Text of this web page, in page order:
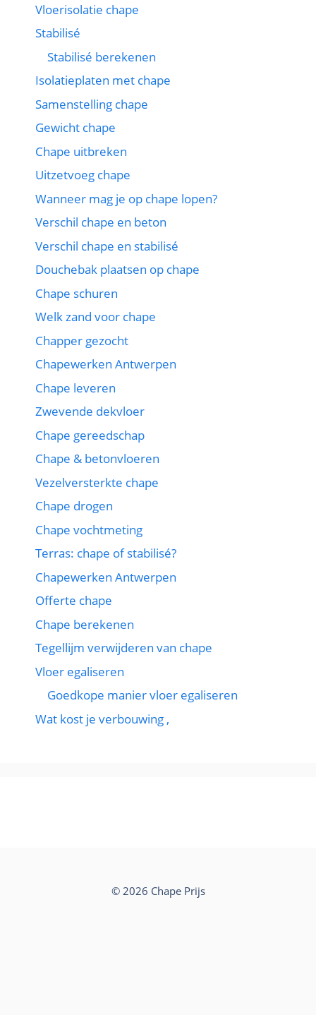
Vloerisolatie chape
Stabilisé
Stabilisé berekenen
Isolatieplaten met chape
Samenstelling chape
Gewicht chape
Chape uitbreken
Uitzetvoeg chape
Wanneer mag je op chape lopen?
Verschil chape en beton
Verschil chape en stabilisé
Douchebak plaatsen op chape
Chape schuren
Welk zand voor chape
Chapper gezocht
Chapewerken Antwerpen
Chape leveren
Zwevende dekvloer
Chape gereedschap
Chape & betonvloeren
Vezelversterkte chape
Chape drogen
Chape vochtmeting
Terras: chape of stabilisé?
Chapewerken Antwerpen
Offerte chape
Chape berekenen
Tegellijm verwijderen van chape
Vloer egaliseren
Goedkope manier vloer egaliseren
Wat kost je verbouwing ,
© 2026 Chape Prijs